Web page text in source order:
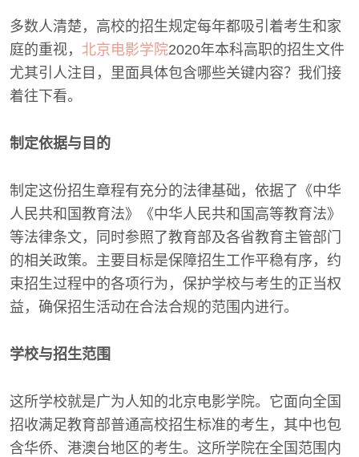
多数人清楚，高校的招生规定每年都吸引着考生和家
庭的重视， 北京电影学院2020年本科高职的招生文件
尤其引人注目，里面具体包含哪些关键内容？我们接
着往下看。
制定依据与目的
制定这份招生章程有充分的法律基础，依据了《中华
人民共和国教育法》《中华人民共和国高等教育法》
等法律条文，同时参照了教育部及各省教育主管部门
的相关政策。主要目标是保障招生工作平稳有序，约
束招生过程中的各项行为，保护学校与考生的正当权
益，确保招生活动在合法合规的范围内进行。
学校与招生范围
这所学校就是广为人知的北京电影学院。它面向全国
招收满足教育部普通高校招生标准的考生，其中也包
含华侨、港澳台地区的考生。这所学院在全国范围内